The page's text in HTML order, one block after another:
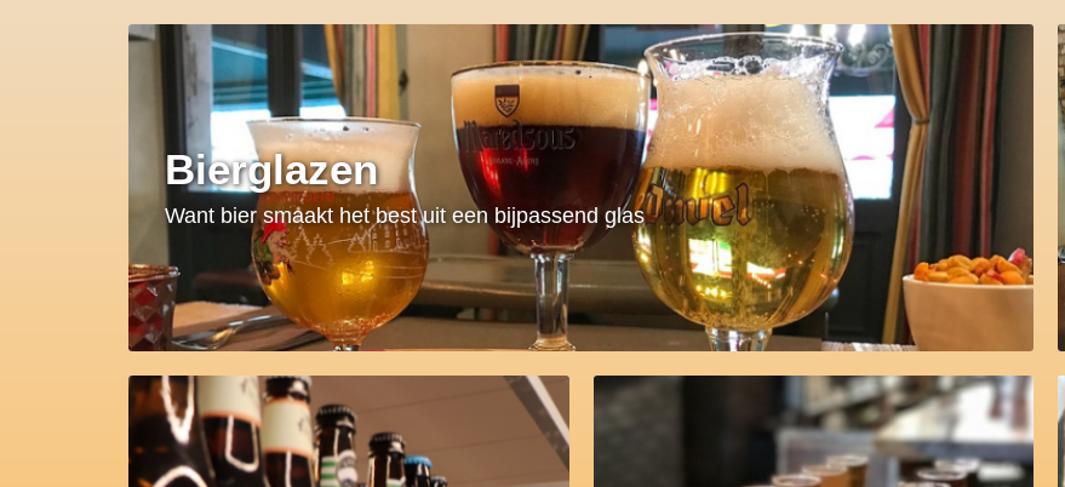
Bierglazen
Want bier smaakt het best uit een bijpassend glas